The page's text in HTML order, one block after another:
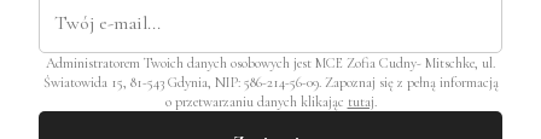
Administratorem Twoich danych osobowych jest MCE Zofia Cudny- Mitschke, ul.
Światowida 15, 81-543 Gdynia, NIP: 586-214-56-09. Zapoznaj się z pełną informacją
o przetwarzaniu danych klikając tutaj.